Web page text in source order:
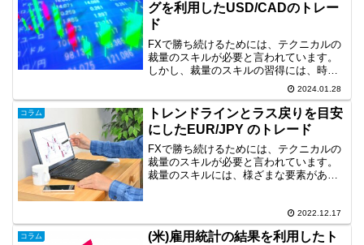
グを利用したUSD/CADのトレー
ド
FXで勝ち続けるためには、テクニカルの
裁量のスキルが必要と言われています。
しかし、裁量のスキルの習得には、時間
がかかりますので効率化が求められま
す。そこで、現在練習ソフトを用いて時
短で波動と大衆心理を利用した手法の開
発に取り組んでいます。こ...
2024.01.28
コラム
トレンドラインとラス戻りを目安
にしたEUR/JPY のトレード
FXで勝ち続けるためには、テクニカルの
裁量のスキルが必要と言われています。
裁量のスキルには、様ざまな要素があり
いたトレード事例を取り上げます。トレ
ンドラインとラス戻りを...
2022.12.17
コラム
(米)雇用統計の結果を利用したト